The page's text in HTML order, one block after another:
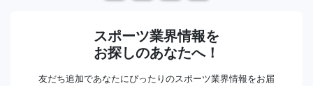
スポーツ業界情報を
お探しのあなたへ！
友だち追加であなたにぴったりのスポーツ業界情報をお届